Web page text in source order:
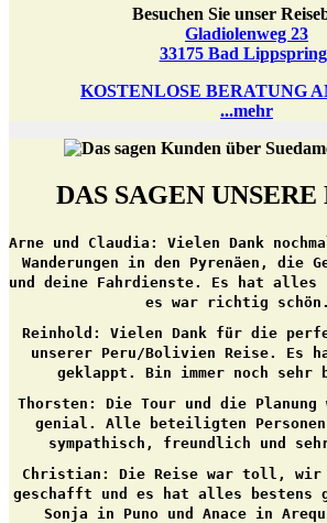
Besuchen Sie unser
Gladiolenweg 23
33175 Bad
KOSTENLOSE BERATUNG
...mehr
DAS SAGEN
Arne und Claudia:
Vielen Dank
Wanderungen in den Pyrenäen, die
und deine Fahrdienste. Es hat alles
es war richtig
Reinhold:
Vielen Dank für die
unserer Peru/Bolivien Reise. Es
geklappt. Bin immer noch
Thorsten:
Die Tour und die Planung
genial. Alle beteiligten Personen
sympathisch, freundlich und
Christian:
Die Reise war toll, wir
geschafft und es hat alles bestens
Sonja in Puno und Anace in